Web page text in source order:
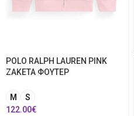
POLO RALPH LAUREN PINK
ΖΑΚΕΤΑ ΦΟΥΤΕΡ
M
S
122.00€